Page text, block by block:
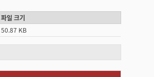
파일 크기
50.87 KB